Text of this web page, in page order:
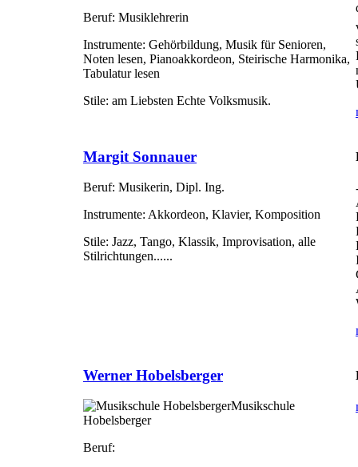
Beruf: Musiklehrerin
Instrumente: Gehörbildung, Musik für Senioren,
Noten lesen, Pianoakkordeon, Steirische Harmonika,
Tabulatur lesen
Stile: am Liebsten Echte Volksmusik.
Margit Sonnauer
Beruf: Musikerin, Dipl. Ing.
Instrumente: Akkordeon, Klavier, Komposition
Stile: Jazz, Tango, Klassik, Improvisation, alle
Stilrichtungen......
Werner Hobelsberger
Musikschule
Hobelsberger
Beruf: